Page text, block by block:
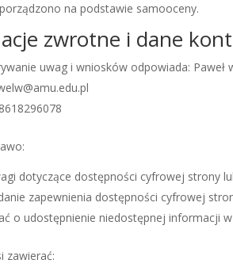
na podstawie samooceny.
zwrotne i dane
uwag i wniosków odpowiada: Paweł
dotyczące dostępności cyfrowej strony
zapewnienia dostępności cyfrowej
o udostępnienie niedostępnej informacji
zawierać: